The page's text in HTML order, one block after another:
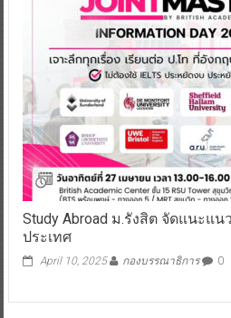
Study Abroad ม.รังสิต จัดแนะแ
ประเทศ
April 10, 2025 กองบรรณาธิการ 0